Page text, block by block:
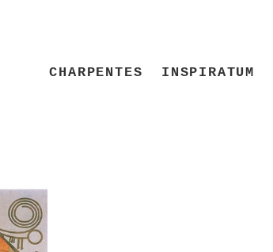
CHARPENTES INSPIRATUM